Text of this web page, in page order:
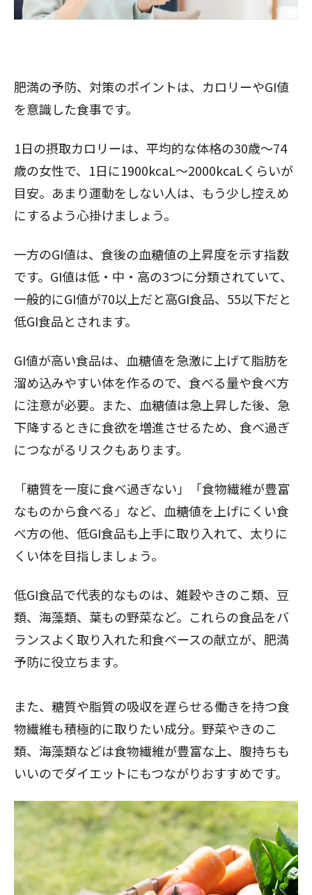
肥満の予防、対策のポイントは、カロリーやGI値
を意識した食事です。
1日の摂取カロリーは、平均的な体格の30歳～74
歳の女性で、1日に1900kcaL～2000kcaLくらいが
目安。あまり運動をしない人は、もう少し控えめ
にするよう心掛けましょう。
一方のGI値は、食後の血糖値の上昇度を示す指数
です。GI値は低・中・高の3つに分類されていて、
一般的にGI値が70以上だと高GI食品、55以下だと
低GI食品とされます。
GI値が高い食品は、血糖値を急激に上げて脂肪を
溜め込みやすい体を作るので、食べる量や食べ方
に注意が必要。また、血糖値は急上昇した後、急
下降するときに食欲を増進させるため、食べ過ぎ
につながるリスクもあります。
「糖質を一度に食べ過ぎない」「食物繊維が豊富
なものから食べる」など、 血糖値を上げにくい食
べ方の他、低GI食品も上手に取り入れて、太りに
くい体を目指しましょう。
低GI食品で代表的なものは、雑穀やきのこ類、豆
類、海藻類、葉もの野菜など。これらの食品をバ
ランスよく取り入れた和食ベースの献立が、肥満
予防に役立ちます。
また、糖質や脂質の吸収を遅らせる働きを持つ食
物繊維も積極的に取りたい成分。野菜やきのこ
類、海藻類などは食物繊維が豊富な上、腹持ちも
いいのでダイエットにもつながりおすすめです。